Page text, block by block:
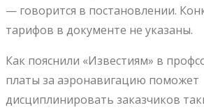
— говорится в постановлении.
тарифов в документе не указаны.
Как пояснили «Известиям» в
платы за аэронавигацию поможет
дисциплинировать заказчиков